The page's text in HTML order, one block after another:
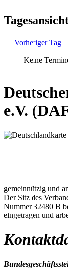
Tagesansicht
Vorheriger Tag
Keine
e.V.
gemeinnützig und
Der Sitz des
Nummer 32480 B
eingetragen und